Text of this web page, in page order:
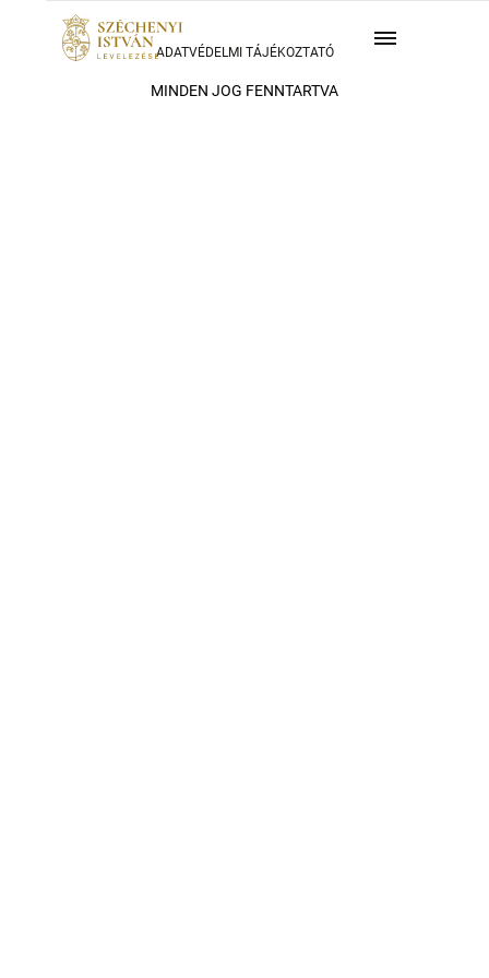
MINDEN JOG FENNTARTVA
ADATVÉDELMI TÁJÉKOZTATÓ